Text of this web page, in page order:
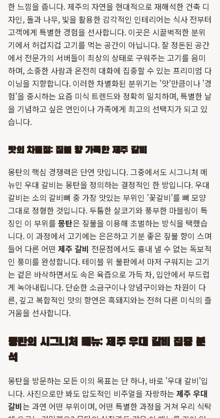
한 느낌을 줍니다. 제주의 자연을 현대적으로 재해석한 건축 디
자인, 돌과 나무, 빛을 활용한 감각적인 인테리어는 식사 전부터
고객에게 특별한 경험을 선사합니다. 이곳은 시끌벅적한 분위
기에서 허겁지겁 고기를 먹는 공간이 아닙니다. 잘 정돈된 공간
에서 전문가의 서버들이 최상의 상태로 구워주는 고기를 음미
하며, 소중한 사람과 온전히 대화에 집중할 수 있는 프리미엄 다
이닝을 지향합니다. 이러한 차별화된 분위기는 '맛'만큼이나 '경
험'을 중시하는 요즘 미식 트렌드와 정확히 일치하며, 특별한 날
을 기념하고 싶은 연인이나 가족에게 최고의 선택지가 되고 있
습니다.
맛의 차별점: 짚불 향 가득한 제주 갈비
몽탄의 핵심 경쟁력은 단연 맛입니다. 그중에서도 시그니처 메
뉴인 우대 갈비는 몽탄을 정의하는 결정적인 한 방입니다. 우대
갈비는 소의 갈비뼈 중 가장 맛있는 부위인 '꽃갈비'를 뼈 모양
그대로 정형한 것입니다. 두툼한 살코기와 풍부한 마블링이 특
징인 이 부위를 몽탄은 짚불을 이용해 초벌하는 방식을 택했습
니다. 이 과정에서 고기에는 은은하고 기분 좋은 짚불 향이 스며
들어 다른 어떤 제주 갈비 전문점에서도 흉내 낼 수 없는 독보적
인 풍미를 완성합니다. 테이블 위 불판에서 마저 구워지는 고기
는 겉은 바삭하면서도 속은 육즙으로 가득 차, 입안에서 부드럽
게 녹아내립니다. 단순한 소금구이나 양념구이와는 차원이 다
른, 깊고 복합적인 맛의 향연은 흑돼지와는 전혀 다른 미식의 즐
거움을 선사합니다.
몽탄의 시그니처 메뉴: 제주 우대 갈비 집중 분
석
몽탄을 방문하는 모든 이의 목표는 단 하나, 바로 '우대 갈비'입
니다. 사진으로만 봐도 압도적인 비주얼을 자랑하는 제주 우대
갈비는 과연 어떤 부위이며, 어떤 특별한 과정을 거쳐 우리 식탁